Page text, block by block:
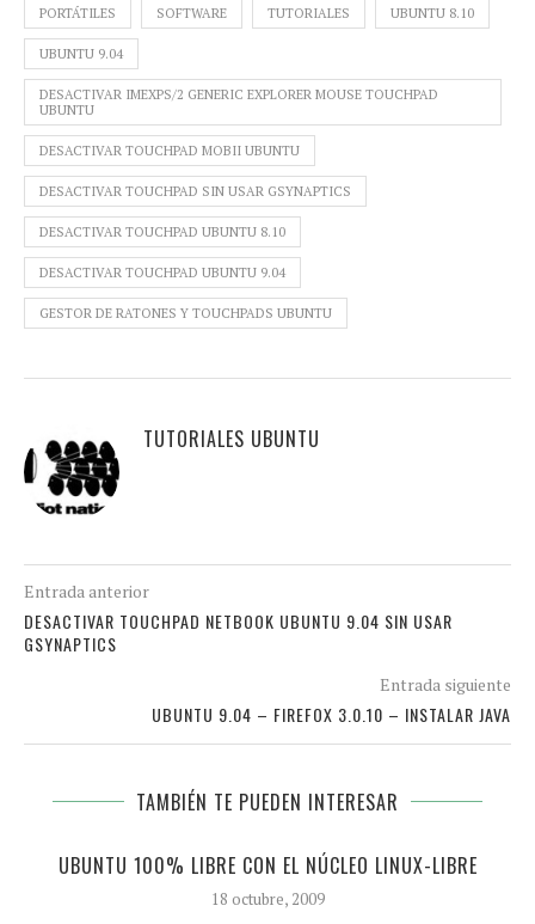
PORTÁTILES SOFTWARE TUTORIALES UBUNTU 8.10
UBUNTU 9.04
DESACTIVAR IMEXPS/2 GENERIC EXPLORER MOUSE TOUCHPAD
UBUNTU
DESACTIVAR TOUCHPAD MOBII UBUNTU
DESACTIVAR TOUCHPAD SIN USAR GSYNAPTICS
DESACTIVAR TOUCHPAD UBUNTU 8.10
DESACTIVAR TOUCHPAD UBUNTU 9.04
GESTOR DE RATONES Y TOUCHPADS UBUNTU
TUTORIALES UBUNTU
Entrada anterior
DESACTIVAR TOUCHPAD NETBOOK UBUNTU 9.04 SIN USAR
GSYNAPTICS
Entrada siguiente
UBUNTU 9.04 – FIREFOX 3.0.10 – INSTALAR JAVA
TAMBIÉN TE PUEDEN INTERESAR
UBUNTU 100% LIBRE CON EL NÚCLEO LINUX-LIBRE
18 octubre, 2009